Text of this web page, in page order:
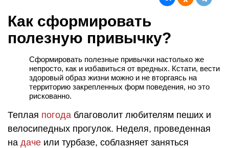
Как сформировать
полезную привычку?
Сформировать полезные привычки настолько же
непросто, как и избавиться от вредных. Кстати, вести
здоровый образ жизни можно и не вторгаясь на
территорию закрепленных форм поведения, но это
рискованно.
Теплая погода благоволит любителям пеших и
велосипедных прогулок. Неделя, проведенная
на даче или турбазе, соблазняет заняться